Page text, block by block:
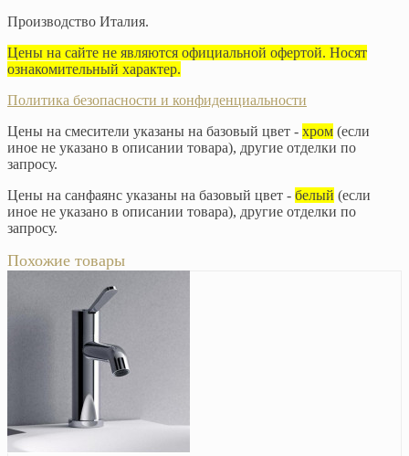
Производство Италия.
Цены на сайте не являются официальной офертой. Носят
ознакомительный характер.
Политика безопасности и конфиденциальности
Цены на смесители указаны на базовый цвет - хром (если
иное не указано в описании товара), другие отделки по
запросу.
Цены на санфаянс указаны на базовый цвет - белый (если
иное не указано в описании товара), другие отделки по
запросу.
Похожие товары